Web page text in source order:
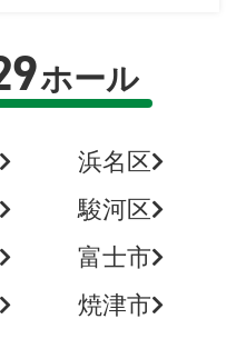
ホール
浜名区
駿河区
富士市
焼津市